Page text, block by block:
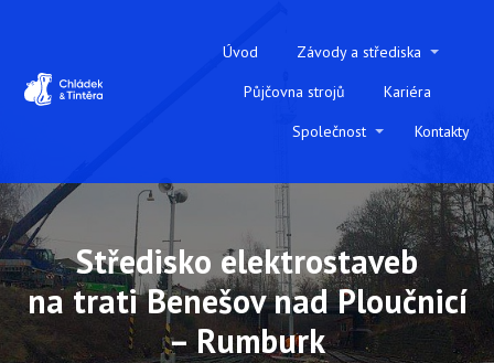
Úvod
Závody a střediska
Půjčovna strojů
Kariéra
Společnost
Kontakty
Středisko elektrostaveb
na trati Benešov nad Ploučnicí
– Rumburk